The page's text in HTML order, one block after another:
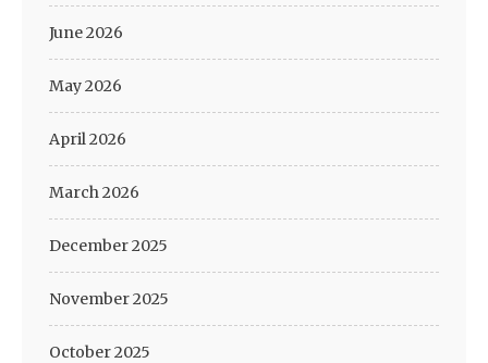
June 2026
May 2026
April 2026
March 2026
December 2025
November 2025
October 2025